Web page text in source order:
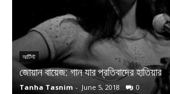
আর্টিস্ট
জোয়ান বায়েজ: গান যার প্রতিবাদের হাতিয়ার
Tanha Tasnim - June 5, 2018 0